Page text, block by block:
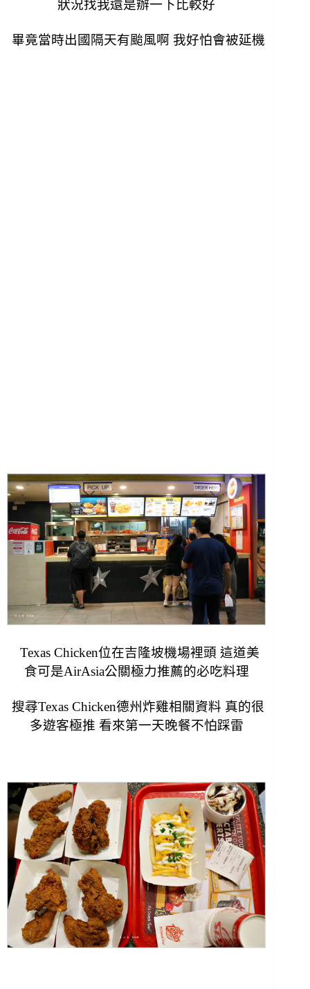
狀況找我還是辦一下比較好
畢竟當時出國隔天有颱風啊 我好怕會被延機
Texas Chicken位在吉隆坡機場裡頭 這道美
食可是AirAsia公關極力推薦的必吃料理
搜尋Texas Chicken德州炸雞相關資料 真的很
多遊客極推 看來第一天晚餐不怕踩雷